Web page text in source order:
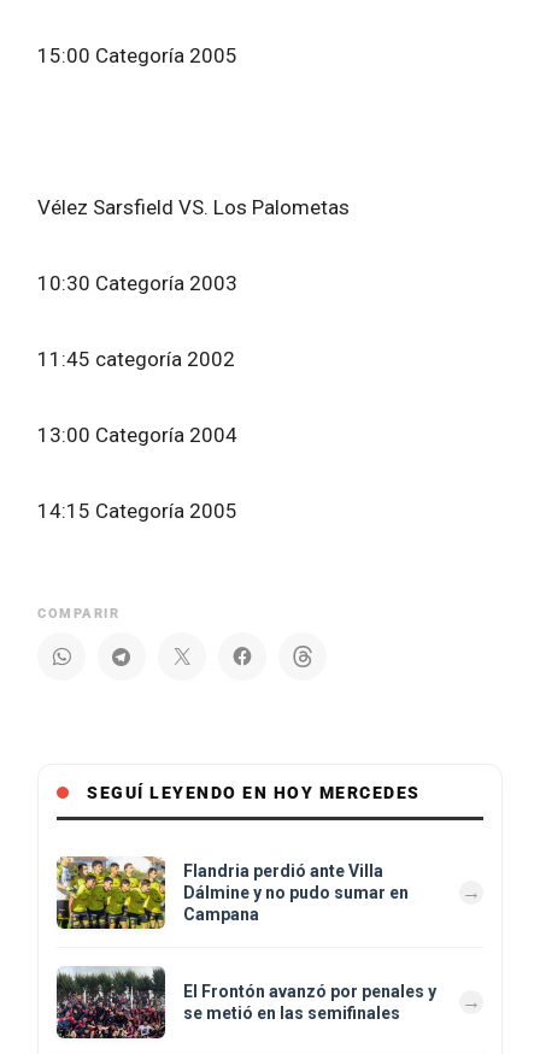
15:00 Categoría 2005
Vélez Sarsfield VS. Los Palometas
10:30 Categoría 2003
11:45 categoría 2002
13:00 Categoría 2004
14:15 Categoría 2005
COMPARIR
SEGUÍ LEYENDO EN HOY MERCEDES
Flandria perdió ante Villa
Dálmine y no pudo sumar en
Campana
El Frontón avanzó por penales y
se metió en las semifinales